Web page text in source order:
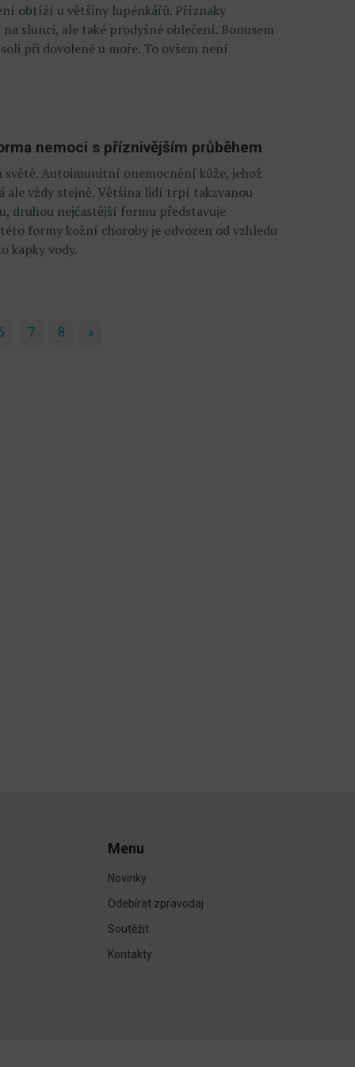
obtíží u většiny lupénkářů. Příznaky
slunci, ale také prodyšné oblečení. Bonusem
při dovolené u moře. To ovšem není
nemoci s příznivějším průběhem
Autoimunitní onemocnění kůže, jehož
ale vždy stejně. Většina lidí trpí takzvanou
druhou nejčastější formu představuje
formy kožní choroby je odvozen od vzhledu
kapky vody.
7 8 »
Menu
Novinky
Odebírat zpravodaj
Soutěžit
Kontakty